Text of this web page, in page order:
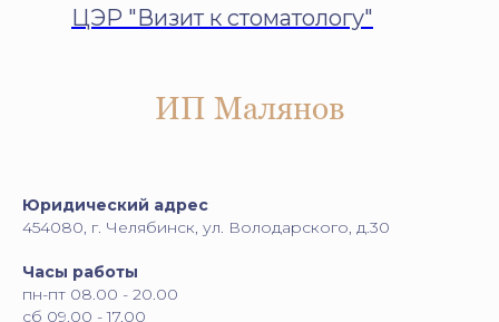
ЦЭР "Визит к стоматологу"
ИП Малянов
Юридический адрес
454080, г. Челябинск, ул. Володарского, д.30
Часы работы
пн-пт 08.00 - 20.00
сб 09.00 - 17.00